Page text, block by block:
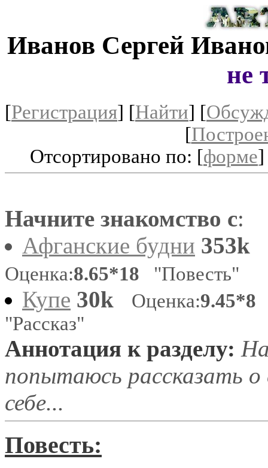
Иванов Сергей
не
[Регистрация] [Найти] [
[
Отсортировано по: [форме
Начните знакомство с:
Афганские будни 353k
Оценка:8.65*18 "Повесть"
Купе 30k Оценка:9.45*8
"Рассказ"
Аннотация к разделу:
попытаюсь рассказать о
себе...
Повесть: